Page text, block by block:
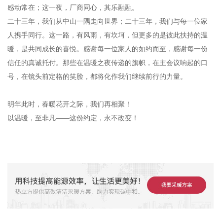
感动常在；这一夜，厂商同心，其乐融融。
二十三年，我们从中山一隅走向世界；二十三年，我们与每一位家
人携手同行。这一路，有风雨，有坎坷，但更多的是彼此扶持的温
暖，是共同成长的喜悦。感谢每一位家人的如约而至，感谢每一份
信任的真诚托付。那些在温暖之夜传递的旗帜，在主会议响起的口
号，在镜头前定格的笑脸，都将化作我们继续前行的力量。
明年此时，春暖花开之际，我们再相聚！
以温暖，至非凡——这份约定，永不改变！